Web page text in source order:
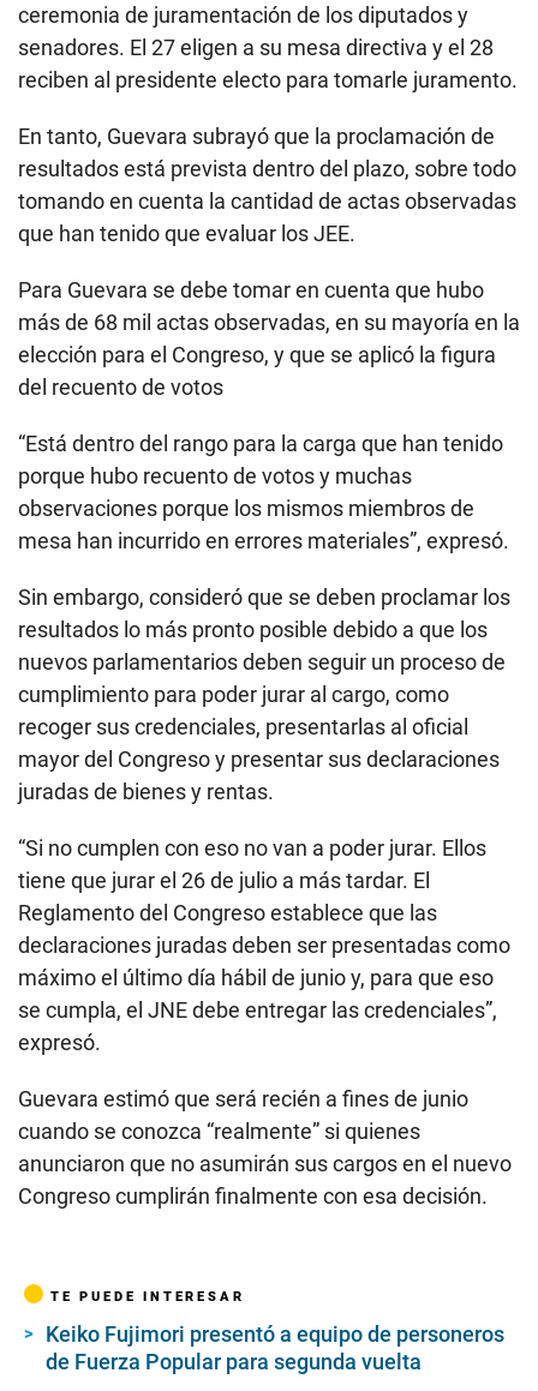
ceremonia de juramentación de los diputados y
senadores. El 27 eligen a su mesa directiva y el 28
reciben al presidente electo para tomarle juramento.
En tanto, Guevara subrayó que la proclamación de
resultados está prevista dentro del plazo, sobre todo
tomando en cuenta la cantidad de actas observadas
que han tenido que evaluar los JEE.
Para Guevara se debe tomar en cuenta que hubo
más de 68 mil actas observadas, en su mayoría en la
elección para el Congreso, y que se aplicó la figura
del recuento de votos
“Está dentro del rango para la carga que han tenido
porque hubo recuento de votos y muchas
observaciones porque los mismos miembros de
mesa han incurrido en errores materiales”, expresó.
Sin embargo, consideró que se deben proclamar los
resultados lo más pronto posible debido a que los
nuevos parlamentarios deben seguir un proceso de
cumplimiento para poder jurar al cargo, como
recoger sus credenciales, presentarlas al oficial
mayor del Congreso y presentar sus declaraciones
juradas de bienes y rentas.
“Si no cumplen con eso no van a poder jurar. Ellos
tiene que jurar el 26 de julio a más tardar. El
Reglamento del Congreso establece que las
declaraciones juradas deben ser presentadas como
máximo el último día hábil de junio y, para que eso
se cumpla, el JNE debe entregar las credenciales”,
expresó.
Guevara estimó que será recién a fines de junio
cuando se conozca “realmente” si quienes
anunciaron que no asumirán sus cargos en el nuevo
Congreso cumplirán finalmente con esa decisión.
TE PUEDE INTERESAR
Keiko Fujimori presentó a equipo de personeros
de Fuerza Popular para segunda vuelta